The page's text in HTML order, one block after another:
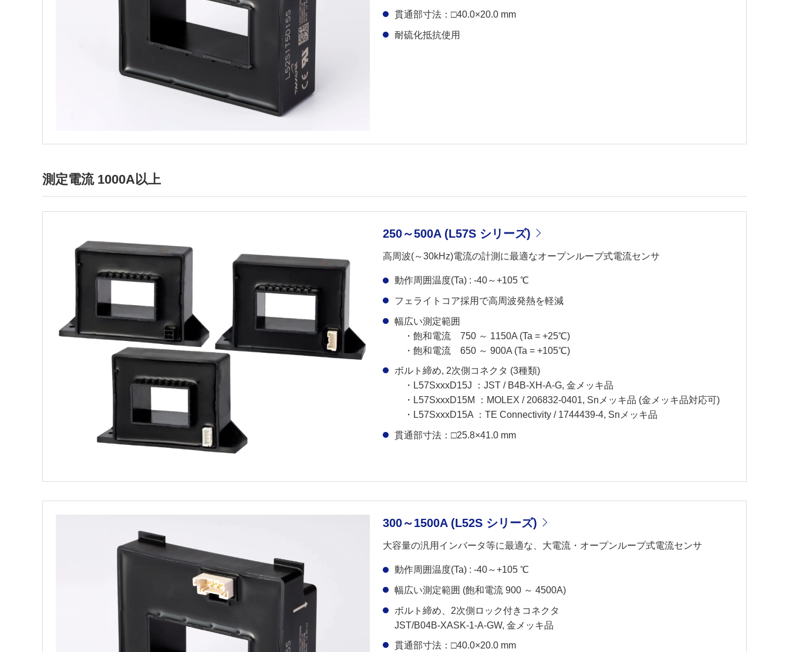
貫通部寸法：□40.0×20.0 mm
耐硫化抵抗使用
測定電流 1000A以上
250～500A (L57S シリーズ)
高周波(～30kHz)電流の計測に最適なオープンループ式電流センサ
動作周囲温度(Ta) : -40～+105 ℃
フェライトコア採用で高周波発熱を軽減
幅広い測定範囲
・飽和電流 750 ～ 1150A (Ta = +25℃)
・飽和電流 650 ～ 900A (Ta = +105℃)
ボルト締め, 2次側コネクタ (3種類)
・L57SxxxD15J ：JST / B4B-XH-A-G, 金メッキ品
・L57SxxxD15M ：MOLEX / 206832-0401, Snメッキ品 (金メッキ品対応可)
・L57SxxxD15A ：TE Connectivity / 1744439-4, Snメッキ品
貫通部寸法：□25.8×41.0 mm
300～1500A (L52S シリーズ)
大容量の汎用インバータ等に最適な、大電流・オープンループ式電流センサ
動作周囲温度(Ta) : -40～+105 ℃
幅広い測定範囲 (飽和電流 900 ～ 4500A)
ボルト締め、2次側ロック付きコネクタ
JST/B04B-XASK-1-A-GW, 金メッキ品
貫通部寸法：□40.0×20.0 mm